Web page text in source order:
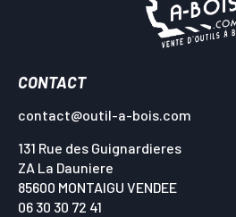
CONTACT
contact@outil-a-bois.com
131 Rue des Guignardieres
ZA La Dauniere
85600 MONTAIGU VENDEE
06 30 30 72 41